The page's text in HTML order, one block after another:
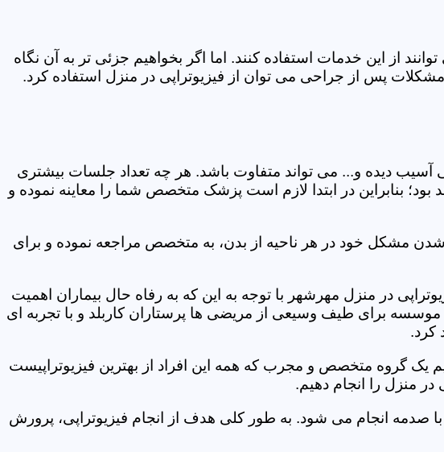
از این خدمات استفاده کنند. اما اگر بخواهیم جزئی تر به آن نگاه
پس از جراحی می توان از فیزیوتراپی در منزل استفاده کرد.
آسیب دیده و... می تواند متفاوت باشد. هر چه تعداد جلسات بیشتری
بنابراین در ابتدا لازم است پزشک متخصص شما را معاینه نموده و
شدن مشکل خود در هر ناحیه از بدن، به متخصص مراجعه نموده و برای
در منزل مهرشهر با توجه به این که به رفاه حال بیماران اهمیت
برای طیف وسیعی از مریضی ها پرستاران کاربلد و با تجربه ای
کرد.
یک گروه متخصص و مجرب که همه این افراد از بهترین فیزیوتراپیست
منزل را انجام دهیم.
صدمه انجام می شود. به طور کلی هدف از انجام فیزیوتراپی، پرورش